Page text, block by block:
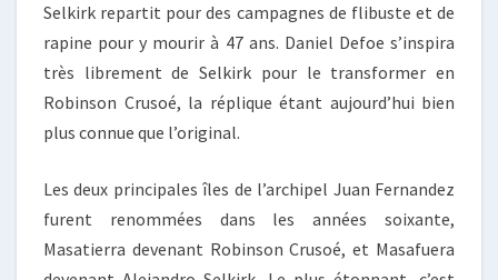
Selkirk repartit pour des campagnes de flibuste et de
rapine pour y mourir à 47 ans. Daniel Defoe s’inspira
très librement de Selkirk pour le transformer en
Robinson Crusoé, la réplique étant aujourd’hui bien
plus connue que l’original.
Les deux principales îles de l’archipel Juan Fernandez
furent renommées dans les années soixante,
Masatierra devenant Robinson Crusoé, et Masafuera